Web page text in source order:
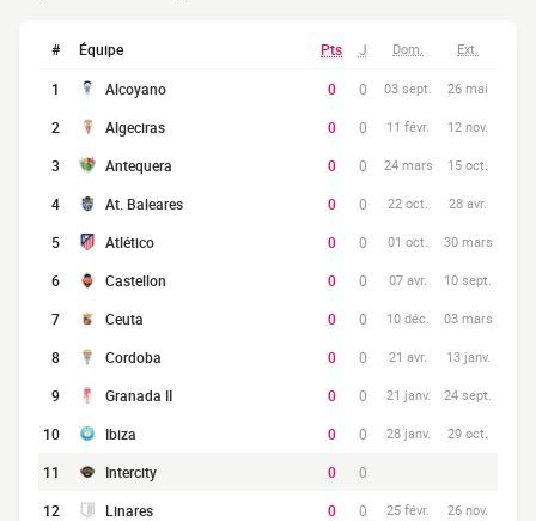
# Équipe Pts J Dom. Ext.
1 Alcoyano 0 0 03 sept. 26 mai
2 Algeciras 0 0 11 févr. 12 nov.
3 Antequera 0 0 24 mars 15 oct.
4 At. Baleares 0 0 22 oct. 28 avr.
5 Atlético 0 0 01 oct. 30 mars
6 Castellon 0 0 07 avr. 10 sept.
7 Ceuta 0 0 10 déc. 03 mars
8 Cordoba 0 0 21 avr. 13 janv.
9 Granada II 0 0 21 janv. 24 sept.
10 Ibiza 0 0 28 janv. 29 oct.
11 Intercity 0
0
12
Linares 0 0 25 févr. 26 nov.